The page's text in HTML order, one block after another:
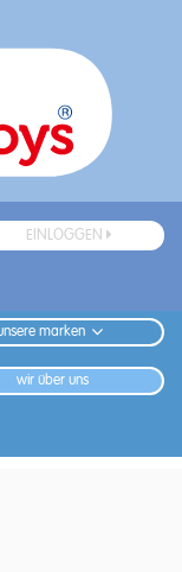
EINLOGGEN
marken
wir über uns